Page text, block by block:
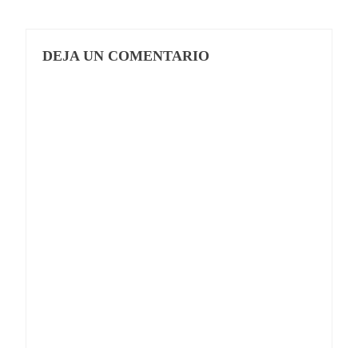
DEJA UN COMENTARIO